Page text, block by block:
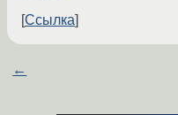
Ссылка
←